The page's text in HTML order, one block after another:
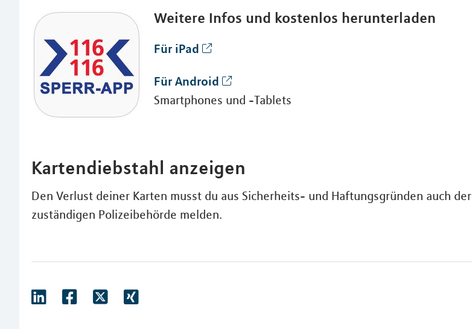
Weitere Infos und kostenlos herunterladen
Für iPad
Für Android
Smartphones und -Tablets
Kartendiebstahl anzeigen
Den Verlust deiner Karten musst du aus Sicherheits- und Haftungsgründen auch der
zuständigen Polizeibehörde melden.